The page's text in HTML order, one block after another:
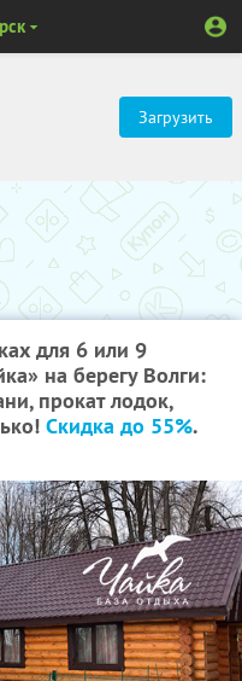
Загрузить
для 6 или 9
на берегу Волги:
прокат лодок,
Скидка до 55%.